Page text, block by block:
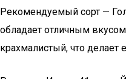
Рекомендуемый сорт —
обладает отличным
крахмалистый, что